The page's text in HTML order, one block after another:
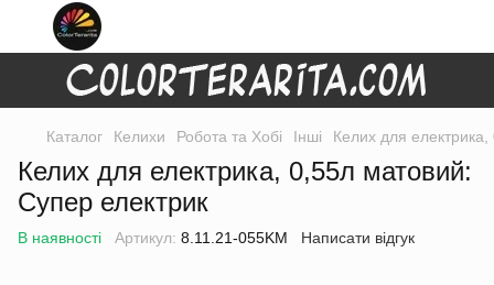
Каталог Келихи Робота та Хобі Інші Келих для
Келих для електрика, 0,55л матовий:
Супер електрик
В наявності Артикул: 8.11.21-055KM Написати відгук